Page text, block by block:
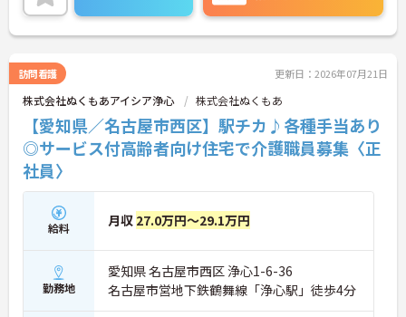
訪問看護 更新日：2026年07月21日
株式会社ぬくもあアイシア浄心 株式会社ぬくもあ
【愛知県／名古屋市西区】駅チカ♪各種手当あり
◎サービス付高齢者向け住宅で介護職員募集〈正
社員〉
給料 月収 27.0万円～29.1万円
勤務地
愛知県 名古屋市西区 浄心1-6-36
名古屋市営地下鉄鶴舞線「浄心駅」徒歩4分